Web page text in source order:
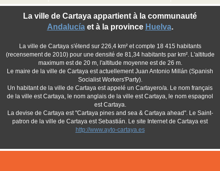
La ville de Cartaya appartient à la communauté
Andalucíaet à la province Huelva.
La ville de Cartaya s'étend sur 226,4 km² et compte 18 415 habitants
(recensement de 2010) pour une densité de 81,34 habitants par km². L'altitude
maximum est de 20 m, l'altitude moyenne est de 26 m.
Le maire de la ville de Cartaya est actuellement Juan Antonio Millán (Spanish
Socialist Workers'Party).
Un habitant de la ville de Cartaya est appelé un Cartayero/a. Le nom français
de la ville est Cartaya, le nom anglais de la ville est Cartaya, le nom espagnol
est Cartaya.
La devise de Cartaya est "Cartaya pines and sea & Cartaya ahead". Le Saint-
patron de la ville de Cartaya est Sebastián. Le site Internet de Cartaya est
http://www.ayto-cartaya.es